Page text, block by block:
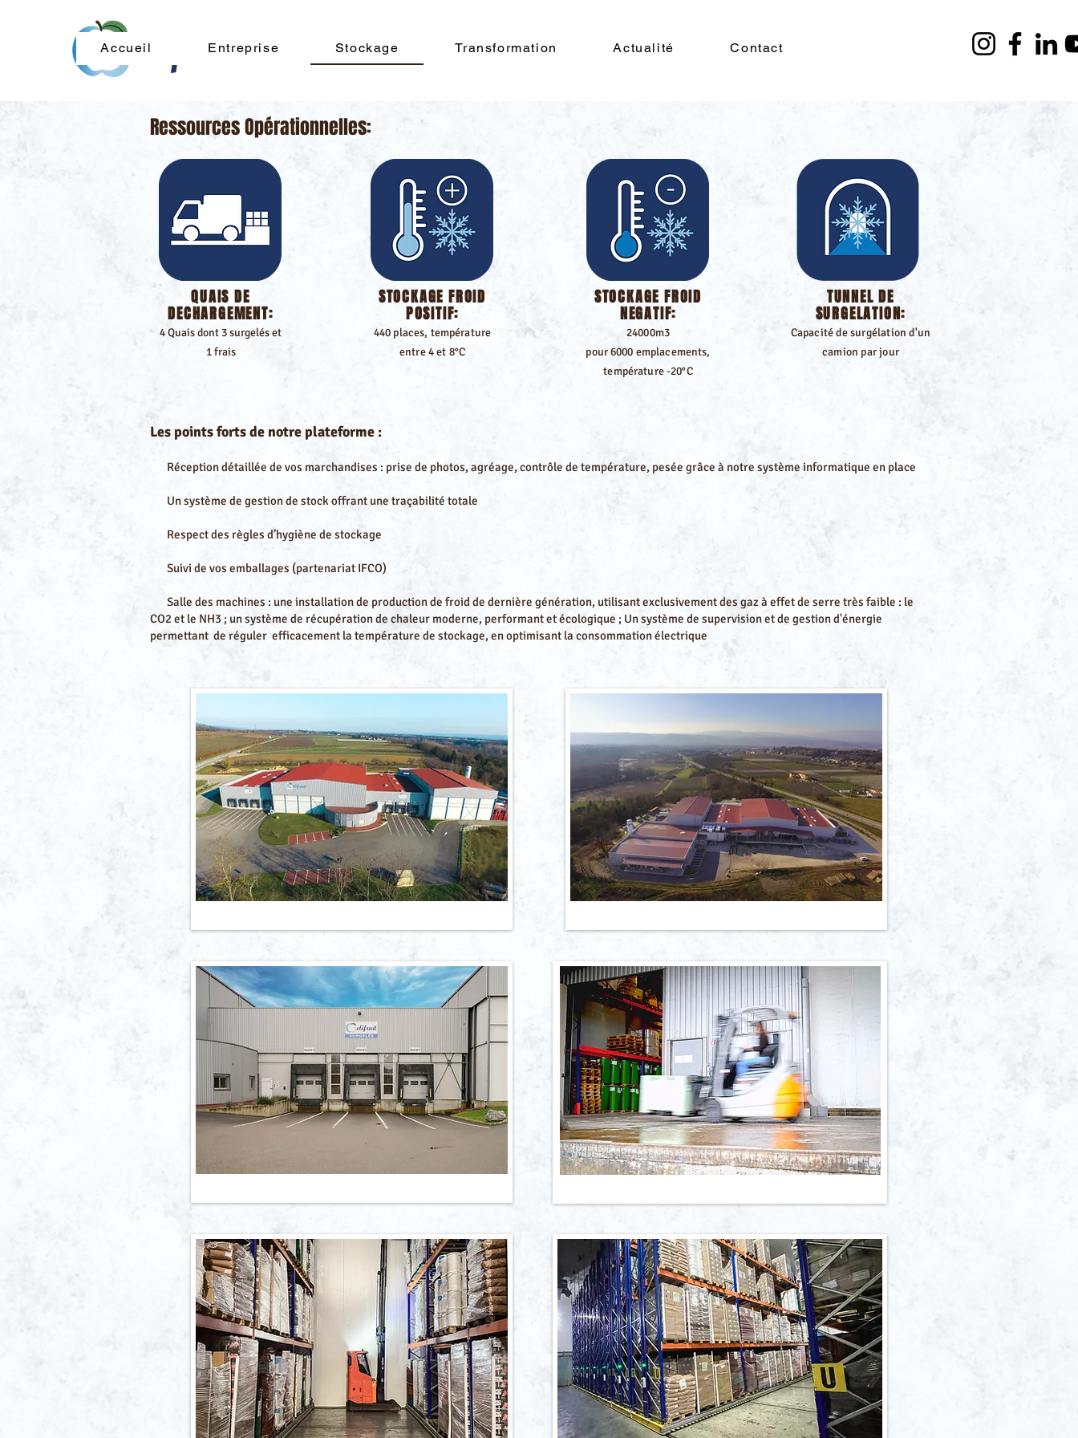
Accueil Entreprise Stockage Transformation Actualité Contact
Ressources Opérationnelles:
QUAIS DE
DECHARGEMENT:
4 Quais dont 3 surgelés et
1 frais
STOCKAGE FROID
POSITIF:
440 places, température
entre 4 et 8°C
STOCKAGE FROID
NEGATIF:
24000m3
pour 6000 emplacements,
température -20°C
TUNNEL DE
SURGELATION:
Capacité de surgélation d'un
camion par jour
Les points forts de notre plateforme :
Réception détaillée de vos marchandises : prise de photos, agréage, contrôle de température, pesée grâce à notre système informatique en place
Un système de gestion de stock offrant une traçabilité totale
Respect des règles d’hygiène de stockage
Suivi de vos emballages (partenariat IFCO)
Salle des machines : une installation de production de froid de dernière génération, utilisant exclusivement des gaz à effet de serre très faible : le
CO2 et le NH3 ; un système de récupération de chaleur moderne, performant et écologique ; Un système de supervision et de gestion d'énergie
permettant de réguler efficacement la température de stockage, en optimisant la consommation électrique